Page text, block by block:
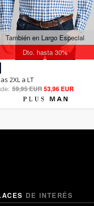
Dto. hasta 30%
También en Largo Especial
5.00
out of 5
2XL a LT
59,95 EUR53,96 EUR
DE INTERÉS